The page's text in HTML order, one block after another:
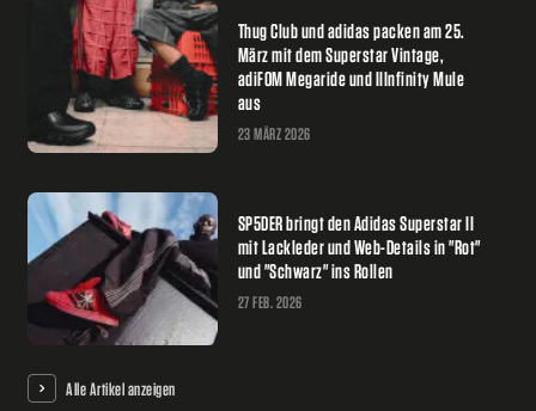
Thug Club und adidas packen am 25.
März mit dem Superstar Vintage,
adiFOM Megaride und IIInfinity Mule
aus
23 MÄRZ 2026
SP5DER bringt den Adidas Superstar II
mit Lackleder und Web-Details in "Rot"
und "Schwarz" ins Rollen
27 FEB. 2026
Alle Artikel anzeigen